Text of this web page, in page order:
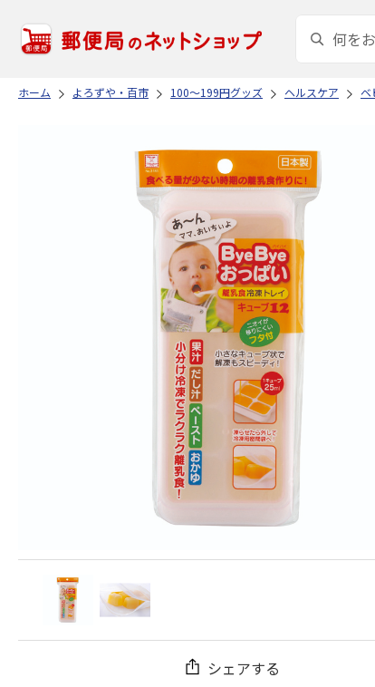
ホーム よろずや・百市 100～199円グッズ ヘルスケア ベ
シェアする